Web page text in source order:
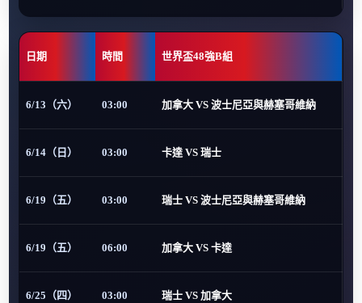
日期 時間 世界盃48強B組
6/13（六） 03:00 加拿大 VS 波士尼亞與赫塞哥維納
6/14（日） 03:00 卡達 VS 瑞士
6/19（五） 03:00 瑞士 VS 波士尼亞與赫塞哥維納
6/19（五） 06:00 加拿大 VS 卡達
6/25（四） 03:00 瑞士 VS 加拿大